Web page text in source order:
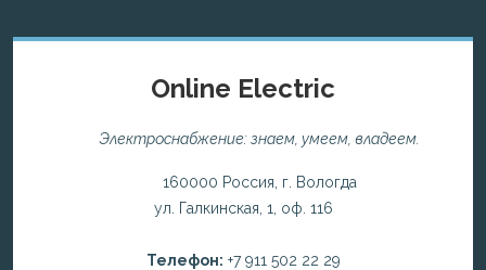
Online Electric
Электроснабжение: знаем, умеем, владеем.
160000 Россия, г. Вологда
ул. Галкинская, 1, оф. 116
Телефон: +7 911 502 22 29